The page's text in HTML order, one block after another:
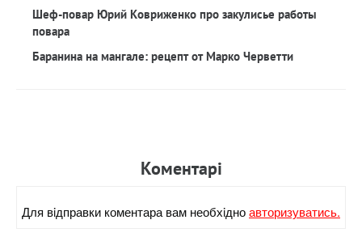
Шеф-повар Юрий Ковриженко про закулисье работы
повара
Баранина на мангале: рецепт от Марко Черветти
Коментарi
Для вiдправки коментара вам необхiдноавторизуватись.